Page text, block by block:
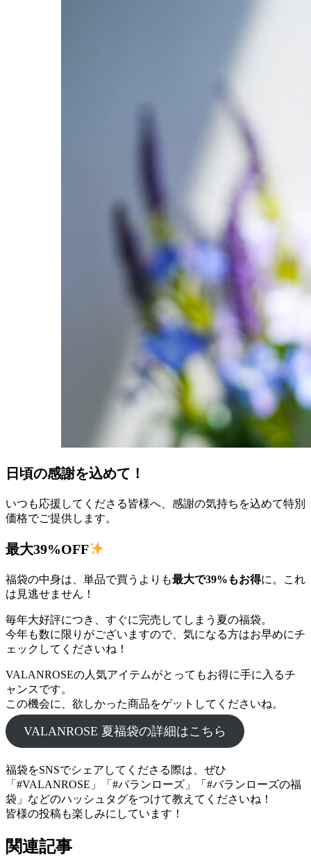
日頃の感謝を込めて！
いつも応援してくださる皆様へ、感謝の気持ちを込めて特別
価格でご提供します。
最大39%OFF
福袋の中身は、単品で買うよりも最大で39%もお得に。これ
は見逃せません！
毎年大好評につき、すぐに完売してしまう夏の福袋。
今年も数に限りがございますので、気になる方はお早めにチ
ェックしてくださいね！
VALANROSEの人気アイテムがとってもお得に手に入るチ
ャンスです。
この機会に、欲しかった商品をゲットしてくださいね。
VALANROSE 夏福袋の詳細はこちら
福袋をSNSでシェアしてくださる際は、ぜひ
「#VALANROSE」「#バランローズ」「#バランローズの福
袋」などのハッシュタグをつけて教えてくださいね！
皆様の投稿も楽しみにしています！
関連記事